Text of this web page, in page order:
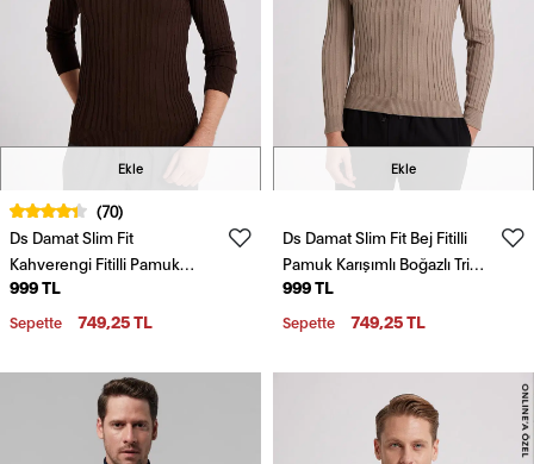
Ekle
(70)
Ds Damat Slim Fit
Kahverengi Fitilli Pamuk
Karışımlı Boğazlı Triko Kazak
999 TL
Sepette 749,25 TL
Ekle
Ds Damat Slim Fit Bej Fitilli
Pamuk Karışımlı Boğazlı Triko
Kazak
999 TL
Sepette 749,25 TL